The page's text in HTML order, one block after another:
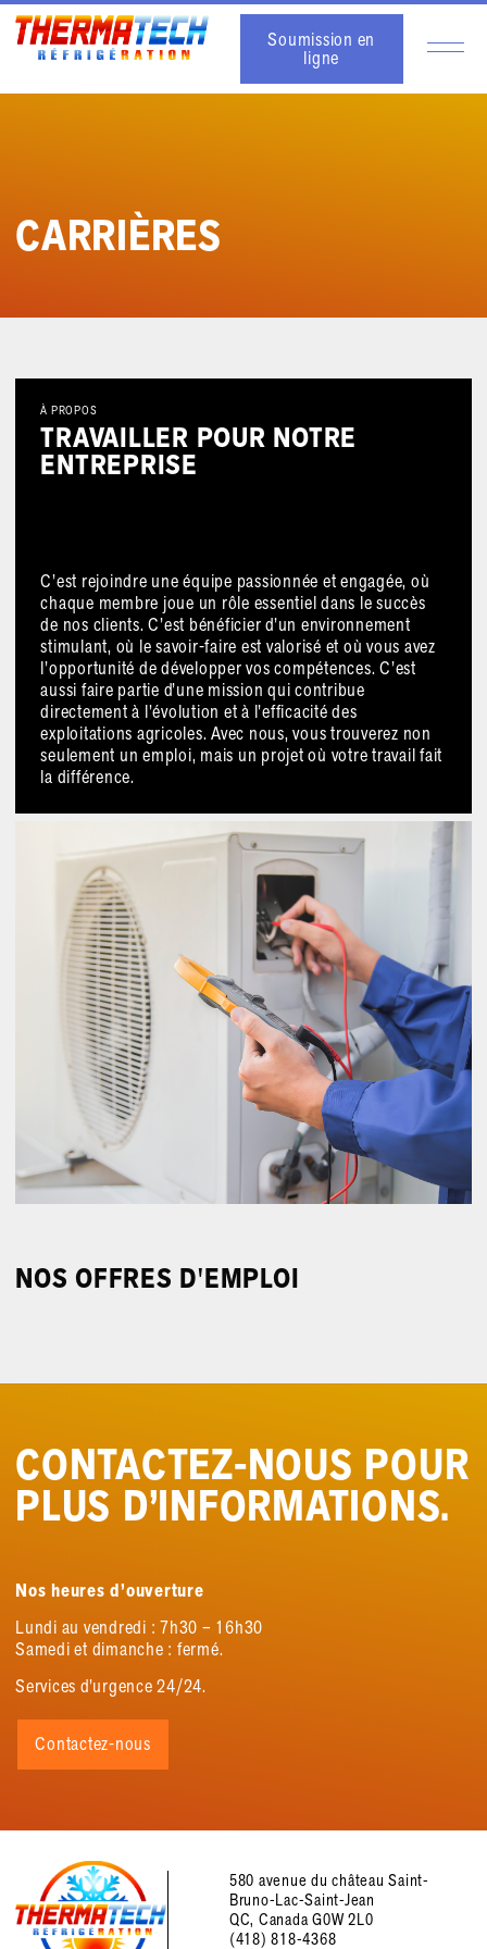
Soumission en
ligne
CARRIÈRES
À PROPOS
TRAVAILLER POUR NOTRE
ENTREPRISE
C’est rejoindre une équipe passionnée et engagée, où
chaque membre joue un rôle essentiel dans le succès
de nos clients. C’est bénéficier d’un environnement
stimulant, où le savoir-faire est valorisé et où vous avez
l’opportunité de développer vos compétences. C’est
aussi faire partie d’une mission qui contribue
directement à l’évolution et à l’efficacité des
exploitations agricoles. Avec nous, vous trouverez non
seulement un emploi, mais un projet où votre travail fait
la différence.
NOS OFFRES D'EMPLOI
CONTACTEZ-NOUS POUR
PLUS D’INFORMATIONS.
Nos heures d’ouverture
Lundi au vendredi : 7h30 – 16h30
Samedi et dimanche : fermé.
Services d’urgence 24/24.
Contactez-nous
580 avenue du château Saint-
Bruno-Lac-Saint-Jean
QC, Canada G0W 2L0
(418) 818-4368